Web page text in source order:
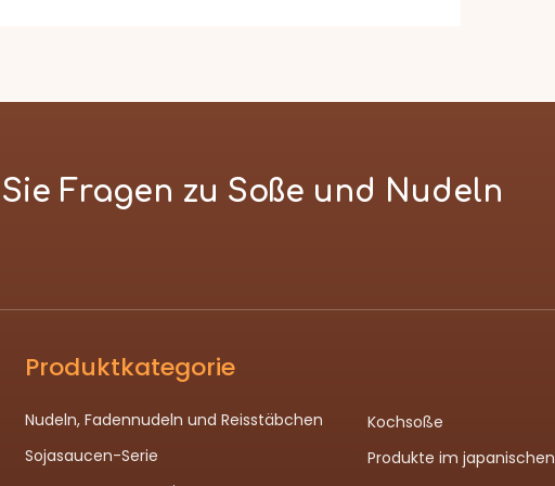
Fragen zu Soße und Nudeln
Produktkategorie
Nudeln, Fadennudeln und Reisstäbchen
Sojasaucen-Serie
Kochsoße
Produkte im japanischen